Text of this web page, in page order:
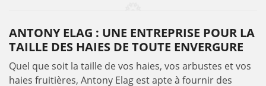
ANTONY ELAG : UNE ENTREPRISE POUR LA
TAILLE DES HAIES DE TOUTE ENVERGURE
Quel que soit la taille de vos haies, vos arbustes et vos
haies fruitières, Antony Elag est apte à fournir des